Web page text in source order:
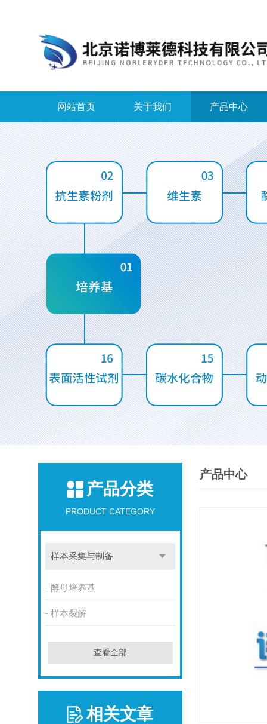
网站首页 关于我们 产品中心
产品分类
PRODUCT CATEGORY
样本采集与制备
酵母培养基
样本裂解
查看全部
相关文章
产品中心